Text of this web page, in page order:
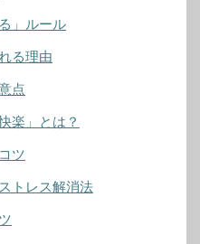
」ルール
る理由
点
楽」とは？
ツ
トレス解消法